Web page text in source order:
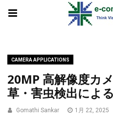
CAMERA APPLICATIONS
20MP 高解像度カ
草・害虫検出によ
Gomathi Sankar 1月 22, 2025